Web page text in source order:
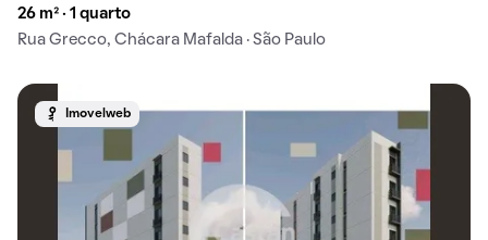
26 m² · 1 quarto
Rua Grecco, Chácara Mafalda · São Paulo
Imovelweb